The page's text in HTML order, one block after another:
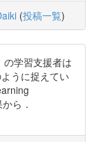
(投稿一覧)
学習支援者は
うに捉えてい
ら．